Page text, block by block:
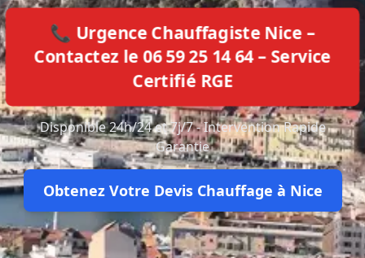
📞 Urgence Chauffagiste Nice –
Contactez le 06 59 25 14 64 – Service
Certifié RGE
Disponible 24h/24 et 7j/7 - Intervention Rapide
Garantie
Obtenez Votre Devis Chauffage à Nice